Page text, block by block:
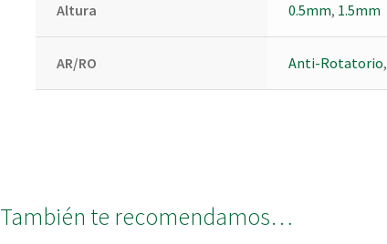
Altura 0.5mm, 1.5mm
AR/RO Anti-Rotatorio,
También te recomendamos…